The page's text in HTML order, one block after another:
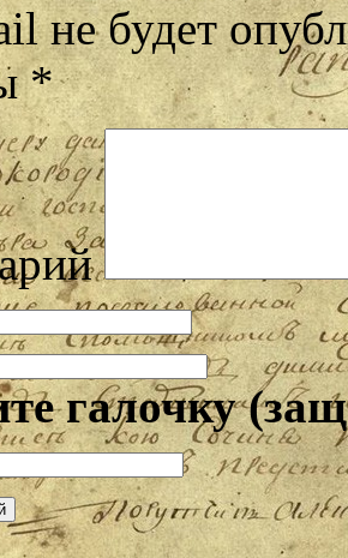
не будет
*
галочку